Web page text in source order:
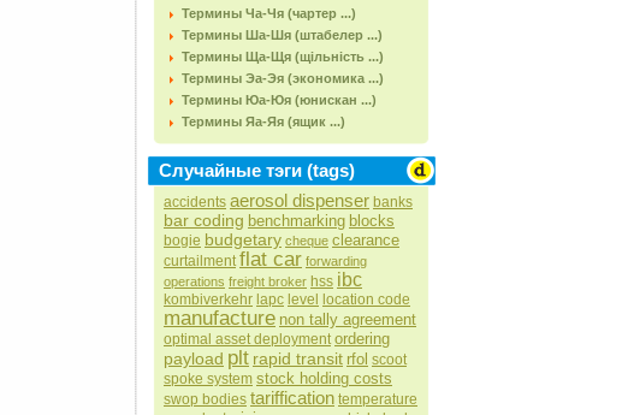
Термины Ча-Чя (чартер ...)
Термины Ша-Шя (штабелер ...)
Термины Ща-Щя (щільність ...)
Термины Эа-Эя (экономика ...)
Термины Юа-Юя (юнискан ...)
Термины Яа-Яя (ящик ...)
Случайные тэги (tags)
accidents aerosol dispenser banks
bar coding benchmarking blocks
bogie budgetary cheque clearance
curtailment flat car forwarding
operations freight broker hss ibc
kombiverkehr lapc level location code
manufacture nоn tally agreement
optimal asset deployment ordering
payload plt rapid transit rfol scoot
spoke system stock holding costs
swop bodies tariffication temperature